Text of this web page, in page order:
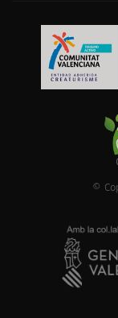
©